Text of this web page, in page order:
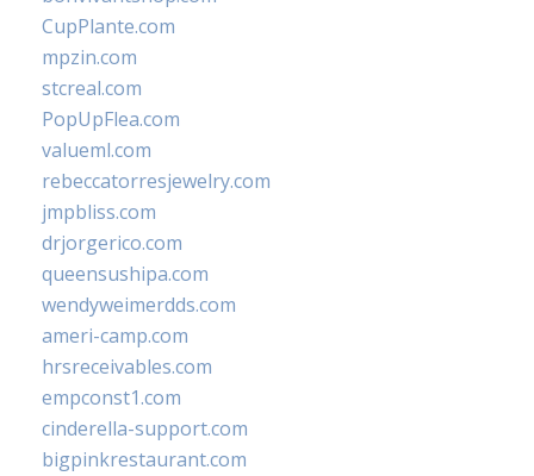
CupPlante.com
mpzin.com
stcreal.com
PopUpFlea.com
valueml.com
rebeccatorresjewelry.com
jmpbliss.com
drjorgerico.com
queensushipa.com
wendyweimerdds.com
ameri-camp.com
hrsreceivables.com
empconst1.com
cinderella-support.com
bigpinkrestaurant.com